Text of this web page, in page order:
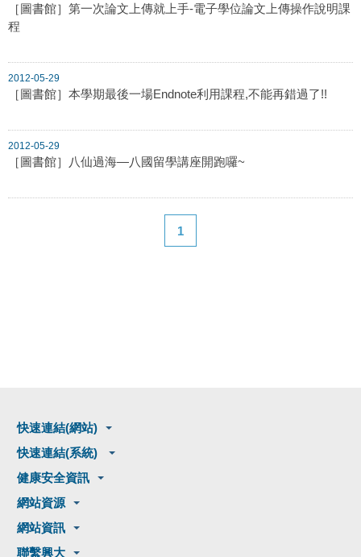
［圖書館］第一次論文上傳就上手-電子學位論文上傳操作說明課
程
2012-05-29
［圖書館］本學期最後一場Endnote利用課程,不能再錯過了!!
2012-05-29
［圖書館］八仙過海—八國留學講座開跑囉~
1
快速連結(網站)
快速連結(系統)
健康安全資訊
網站資源
網站資訊
聯繫興大